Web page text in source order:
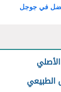
في جوجل